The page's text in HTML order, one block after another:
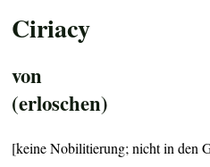
Ciriacy
von
(erloschen)
[keine Nobilitierung; nicht in den